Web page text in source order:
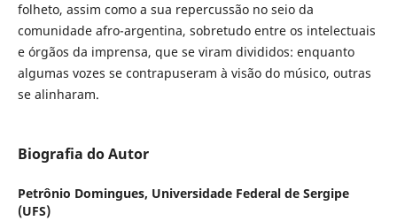
folheto, assim como a sua repercussão no seio da
comunidade afro-argentina, sobretudo entre os intelectuais
e órgãos da imprensa, que se viram divididos: enquanto
algumas vozes se contrapuseram à visão do músico, outras
se alinharam.
Biografia do Autor
Petrônio Domingues, Universidade Federal de Sergipe
(UFS)